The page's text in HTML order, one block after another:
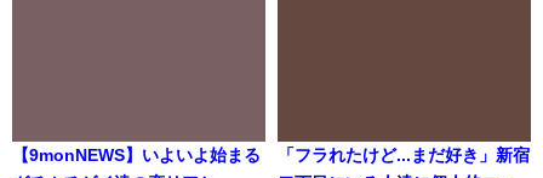
【9monNEWS】いよいよ始まる
「フラれたけど...まだ好き」新宿